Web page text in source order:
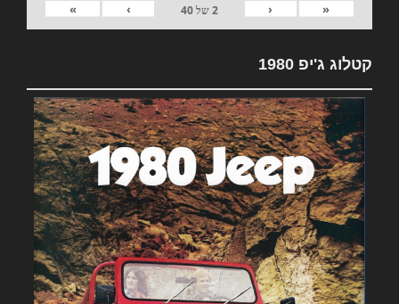
«
‹
2של40
›
»
קטלוג ג'יפ 1980